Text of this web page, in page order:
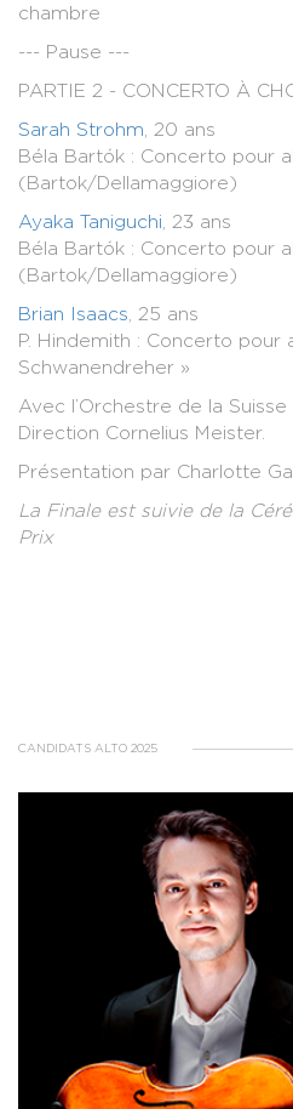
chambre
--- Pause ---
PARTIE 2 - CONCERTO À
Sarah Strohm, 20
Béla Bartók : Concerto pour
(Bartok/Dellamaggiore)
Ayaka Taniguchi, 23 ans
Béla Bartók : Concerto pour
(Bartok/Dellamaggiore)
Brian Isaacs, 25 ans
P. Hindemith : Concerto pour
Schwanendreher »
Avec l’Orchestre de la
Direction Cornelius Meister.
Présentation par Charlotte
La Finale est suivie de la
Prix
CANDIDATS ALTO 2025